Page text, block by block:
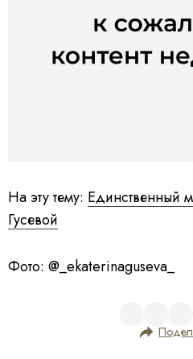
На эту тему: Единственный
Гусевой
Фото: @_ekaterinaguseva_